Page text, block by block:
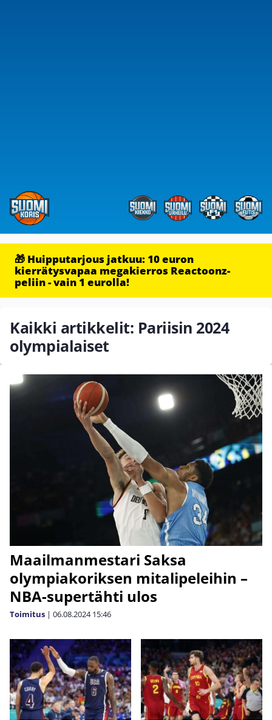
🎁 Huipputarjous jatkuu: 10 euron
kierrätysvapaa megakierros Reactoonz-
peliin - vain 1 eurolla!
Kaikki artikkelit: Pariisin 2024
olympialaiset
Maailmanmestari Saksa
olympiakoriksen mitalipeleihin –
NBA-supertähti ulos
Toimitus | 06.08.2024 15:46